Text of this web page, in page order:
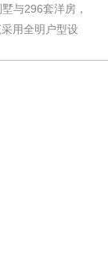
与296套洋房，
用全明户型设